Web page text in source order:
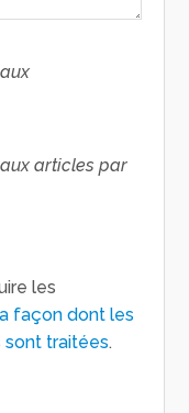
articles par
les
façon dont les
sont traitées.